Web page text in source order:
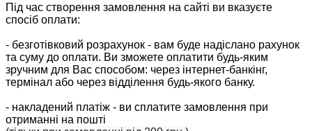
Під час створення замовлення на сайті ви вказуєте
спосіб оплати:
- безготівковий розрахунок - вам буде надіслано рахунок
та суму до оплати. Ви зможете оплатити будь-яким
зручним для Вас способом: через інтернет-банкінг,
термінал або через відділення будь-якого банку.
- накладений платіж - ви сплатите замовлення при
отриманні на пошті